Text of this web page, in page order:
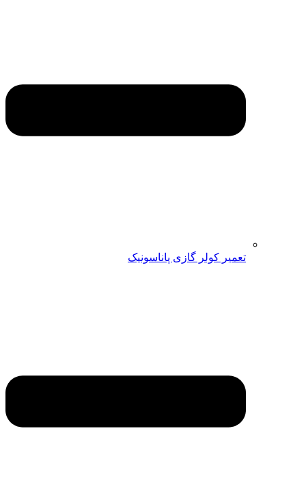
تعمیر کولر گازی پاناسونیک